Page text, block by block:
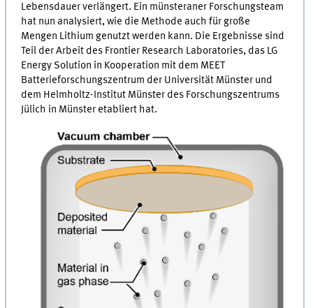
Lebensdauer verlängert. Ein münsteraner Forschungsteam
hat nun analysiert, wie die Methode auch für große
Mengen Lithium genutzt werden kann. Die Ergebnisse sind
Teil der Arbeit des Frontier Research Laboratories, das LG
Energy Solution in Kooperation mit dem MEET
Batterieforschungszentrum der Universität Münster und
dem Helmholtz-Institut Münster des Forschungszentrums
Jülich in Münster etabliert hat.